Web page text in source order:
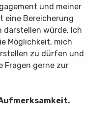
und meiner
eine Bereicherung
darstellen würde. Ich
Möglichkeit, mich
zu dürfen und
Fragen gerne zur